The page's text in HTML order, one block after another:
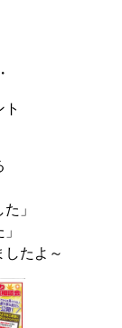
」
たよ～